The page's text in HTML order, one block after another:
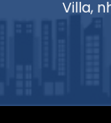
Villa,